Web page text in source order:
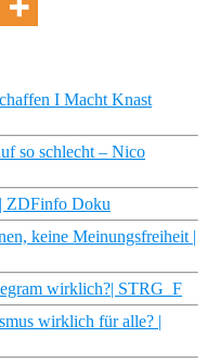
I Macht Knast
so schlecht – Nico
ZDFinfo Doku
keine Meinungsfreiheit |
wirklich?| STRG_F
wirklich für alle? |